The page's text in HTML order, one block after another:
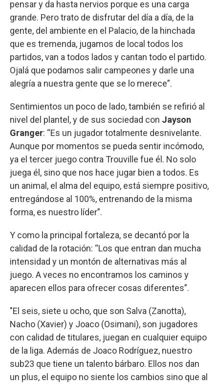
pensar y da hasta nervios porque es una carga
grande. Pero trato de disfrutar del día a día, de la
gente, del ambiente en el Palacio, de la hinchada
que es tremenda, jugamos de local todos los
partidos, van a todos lados y cantan todo el partido.
Ojalá que podamos salir campeones y darle una
alegría a nuestra gente que se lo merece”.
Sentimientos un poco de lado, también se refirió al
nivel del plantel, y de sus sociedad con Jayson
Granger: “Es un jugador totalmente desnivelante.
Aunque por momentos se pueda sentir incómodo,
ya el tercer juego contra Trouville fue él. No solo
juega él, sino que nos hace jugar bien a todos. Es
un animal, el alma del equipo, está siempre positivo,
entregándose al 100%, entrenando de la misma
forma, es nuestro líder”.
Y como la principal fortaleza, se decantó por la
calidad de la rotación: “Los que entran dan mucha
intensidad y un montón de alternativas más al
juego. A veces no encontramos los caminos y
aparecen ellos para ofrecer cosas diferentes”.
"El seis, siete u ocho, que son Salva (Zanotta),
Nacho (Xavier) y Joaco (Osimani), son jugadores
con calidad de titulares, juegan en cualquier equipo
de la liga. Además de Joaco Rodríguez, nuestro
sub23 que tiene un talento bárbaro. Ellos nos dan
un plus, el equipo no siente los cambios sino que al